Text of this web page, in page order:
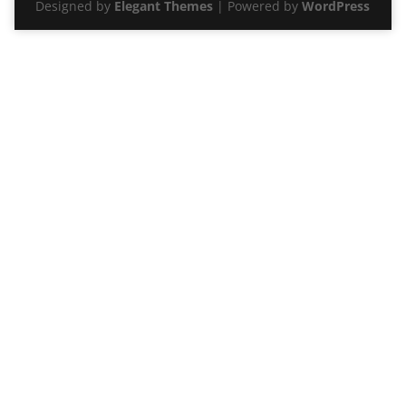
Designed by Elegant Themes | Powered byWordPress